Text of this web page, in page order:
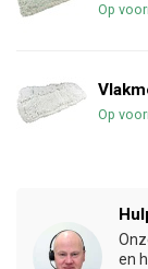
Op
Op
en